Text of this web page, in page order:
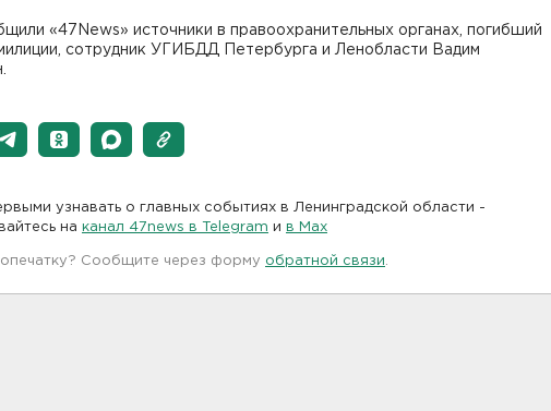
«47News» источники в правоохранительных органах, погибший
сотрудник УГИБДД Петербурга и Ленобласти Вадим
узнавать о главных событиях в Ленинградской области -
на канал 47news в Telegram и в Maх
Сообщите через форму обратной связи